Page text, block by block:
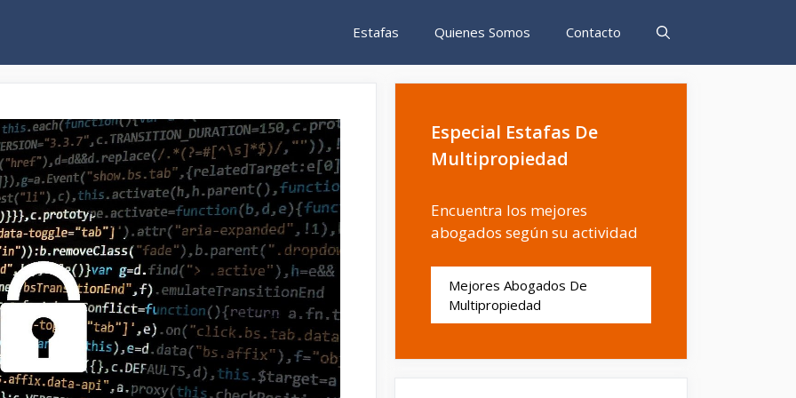
Estafas Quienes Somos Contacto
Especial Estafas De
Multipropiedad
Encuentra los mejores
abogados según su actividad
Mejores Abogados De
Multipropiedad